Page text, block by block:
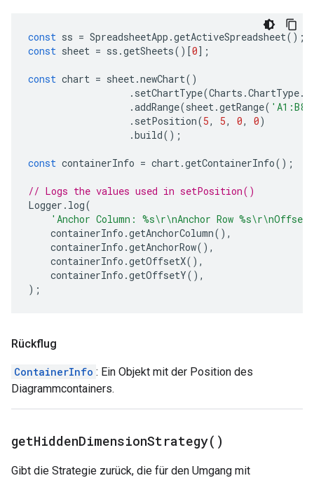
const ss = SpreadsheetApp .getActiveSpreadsheet();
const sheet = ss .getSheets()[0];
const chart = sheet.newChart()
. setChartType(Charts .ChartType.
.addRange(sheet.getRange( 'A1:B8'
. setPosition(5, 5, 0, 0)
.build();
const containerInfo = chart.getContainerInfo();
// Logs the values used in setPosition()
Logger . log(
'Anchor Column: %s\r\nAnchor Row
containerInfo .getAnchorColumn(),
containerInfo .getAnchorRow(),
containerInfo .getOffsetX(),
containerInfo .getOffsetY(),
);
Rückflug
ContainerInfo : Ein Objekt mit der Position des
Diagrammcontainers.
getHiddenDimensionStrategy( )
Gibt die Strategie zurück, die für den Umgang mit